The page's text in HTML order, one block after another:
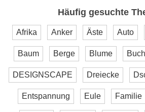
Häufig gesuchte
Afrika Anker Äste Auto
Baum Berge Blume
DESIGNSCAPE Dreiecke
Entspannung Eule Familie